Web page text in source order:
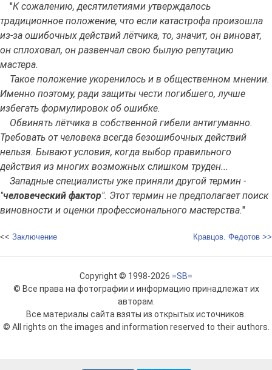
"К сожалению, десятилетиями утверждалось
традиционное положение, что если катастрофа произошла
из-за ошибочных действий лётчика, то, значит, он виноват,
он сплоховал, он развенчал свою былую репутацию
мастера.
Такое положение укоренилось и в общественном мнении.
Именно поэтому, ради защиты чести погибшего, лучше
избегать формулировок об ошибке.
Обвинять лётчика в собственной гибели антигуманно.
Требовать от человека всегда безошибочных действий
нельзя. Бывают условия, когда выбор правильного
действия из многих возможных слишком труден...
Западные специалисты уже приняли другой термин -
"человеческий фактор". Этот термин не предполагает поиск
виновности и оценки профессионального мастерства."
<< Заключение Кравцов. Федотов >>
Copyright © 1998-2026 =SB=
© Все права на фотографии и информацию принадлежат их
авторам.
Все материалы сайта взяты из открытых источников.
© All rights on the images and information reserved to their authors.